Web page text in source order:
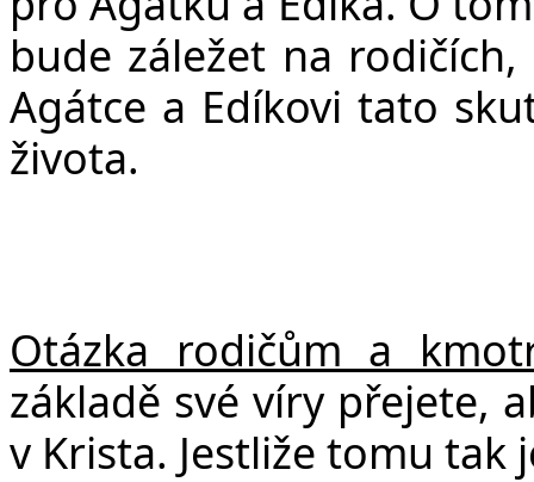
bude záležet na
Agátce a Edíkovi tato
života.
Otázka rodičům a
základě své víry přejete,
v Krista. Jestliže tomu tak